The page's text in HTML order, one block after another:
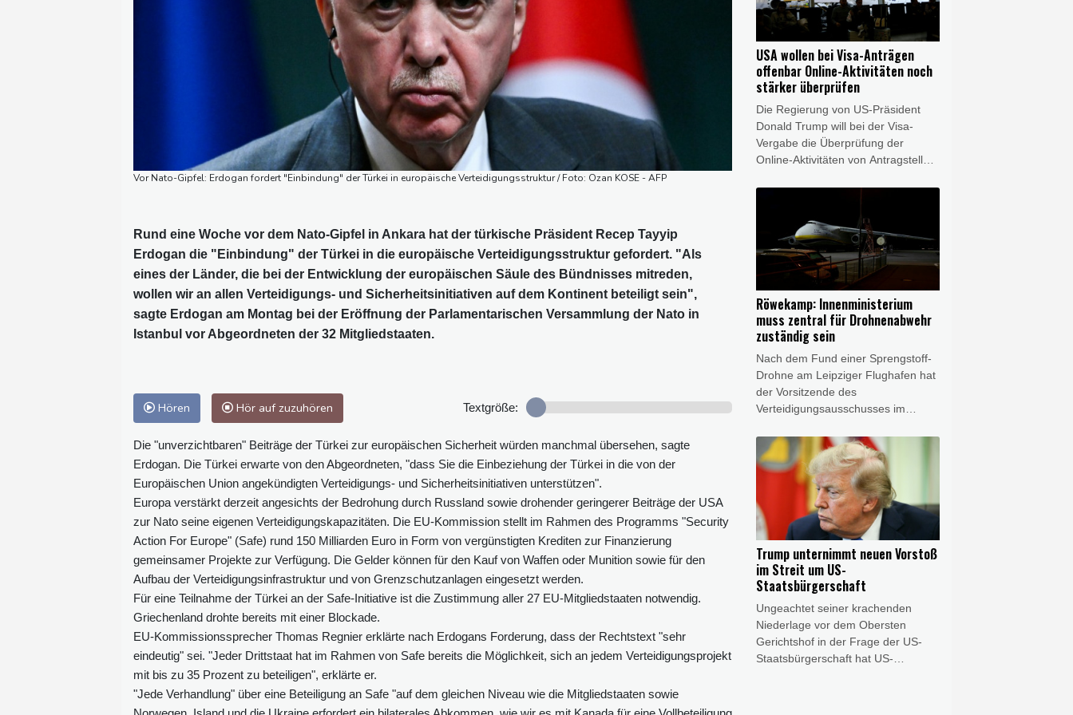
Vor Nato-Gipfel: Erdogan fordert "Einbindung" der Türkei in europäische Verteidigungsstruktur / Foto: Ozan KOSE - AFP
Rund eine Woche vor dem Nato-Gipfel in Ankara hat der türkische Präsident Recep Tayyip
Erdogan die "Einbindung" der Türkei in die europäische Verteidigungsstruktur gefordert. "Als
eines der Länder, die bei der Entwicklung der europäischen Säule des Bündnisses mitreden,
wollen wir an allen Verteidigungs- und Sicherheitsinitiativen auf dem Kontinent beteiligt sein",
sagte Erdogan am Montag bei der Eröffnung der Parlamentarischen Versammlung der Nato in
Istanbul vor Abgeordneten der 32 Mitgliedstaaten.
Hören Hör auf zuzuhören Textgröße:
Die "unverzichtbaren" Beiträge der Türkei zur europäischen Sicherheit würden manchmal übersehen, sagte
Erdogan. Die Türkei erwarte von den Abgeordneten, "dass Sie die Einbeziehung der Türkei in die von der
Europäischen Union angekündigten Verteidigungs- und Sicherheitsinitiativen unterstützen".
Europa verstärkt derzeit angesichts der Bedrohung durch Russland sowie drohender geringerer Beiträge der USA
zur Nato seine eigenen Verteidigungskapazitäten. Die EU-Kommission stellt im Rahmen des Programms "Security
Action For Europe" (Safe) rund 150 Milliarden Euro in Form von vergünstigten Krediten zur Finanzierung
gemeinsamer Projekte zur Verfügung. Die Gelder können für den Kauf von Waffen oder Munition sowie für den
Aufbau der Verteidigungsinfrastruktur und von Grenzschutzanlagen eingesetzt werden.
Für eine Teilnahme der Türkei an der Safe-Initiative ist die Zustimmung aller 27 EU-Mitgliedstaaten notwendig.
Griechenland drohte bereits mit einer Blockade.
EU-Kommissionssprecher Thomas Regnier erklärte nach Erdogans Forderung, dass der Rechtstext "sehr
eindeutig" sei. "Jeder Drittstaat hat im Rahmen von Safe bereits die Möglichkeit, sich an jedem Verteidigungsprojekt
mit bis zu 35 Prozent zu beteiligen", erklärte er.
"Jede Verhandlung" über eine Beteiligung an Safe "auf dem gleichen Niveau wie die Mitgliedstaaten sowie
hieß es am Donnerstag beim
Zusammentreffen beider Seiten.
Zudem solle gemeinsam über das
weitere Vorgehen nach dem
schweren Doppel-Erdbeben gehen,
bei dem Ende Juni mehr als 6000
Menschen getötet wurden.
USA wollen bei Visa-Anträgen
offenbar Online-Aktivitäten noch
stärker überprüfen
Die Regierung von US-Präsident
Donald Trump will bei der Visa-
Vergabe die Überprüfung der
Online-Aktivitäten von Antragstellern
Überprüfung von Instagram-Konten
weitere Visa-Kategorien ausgedehnt
werden, unter anderem auf
ausländische Journalisten,
berichtete "The Daily Signal". Die
Sprecherin des Weißen Hauses,
Karoline Leavitt, teilte am
Donnerstag auf ihrem X-Konto den
entsprechenden Artikel - ohne ihn
explizit zu bestätigen.
Röwekamp: Innenministerium
muss zentral für Drohnenabwehr
zuständig sein
Nach dem Fund einer Sprengstoff-
Drohne am Leipziger Flughafen hat
der Vorsitzende des
Verteidigungsausschusses im
(CDU), eine Zentralisierung der
Zuständigkeit für die Drohnen-
Abwehr beim
Bundesinnenministerium gefordert.
Die bisher zu Leipzig vorliegenden
Erkenntnisse "bestätigen die
Dringlichkeit, auf die Bedrohung
ziviler Infrastruktur durch Drohnen
schnell neue Antworten zu finden",
sagte er dem Redaktionsnetzwerk
Deutschland (Freitagsausgaben).
"Wir brauchen eine zentrale
Zuständigkeit statt einer Vielzahl
föderaler Luftsicherheitsbehörden."
Trump unternimmt neuen Vorstoß
im Streit um US-
Staatsbürgerschaft
Ungeachtet seiner krachenden
Niederlage vor dem Obersten
Gerichtshof in der Frage der US-
Staatsbürgerschaft hat US-